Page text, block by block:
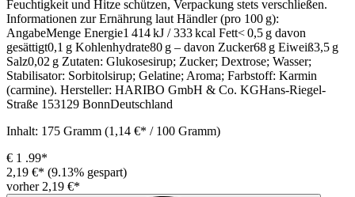
Feuchtigkeit und Hitze schützen, Verpackung stets verschließen.
Informationen zur Ernährung laut Händler (pro 100 g):
AngabeMenge Energie1 414 kJ / 333 kcal Fett< 0,5 g davon
gesättigt0,1 g Kohlenhydrate80 g – davon Zucker68 g Eiweiß3,5 g
Salz0,02 g Zutaten: Glukosesirup; Zucker; Dextrose; Wasser;
Stabilisator: Sorbitolsirup; Gelatine; Aroma; Farbstoff: Karmin
(carmine). Hersteller: HARIBO GmbH & Co. KGHans-Riegel-
Straße 153129 BonnDeutschland
Inhalt: 175 Gramm (1,14 €* / 100 Gramm)
€ 1 .99*
2,19 €* (9.13% gespart)
vorher 2,19 €*